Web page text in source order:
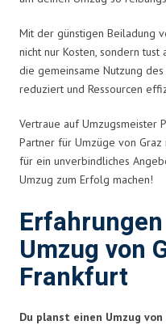
Mit der günstigen Beiladung
nicht nur Kosten, sondern
die gemeinsame Nutzung
reduziert und Ressourcen
Vertraue auf Umzugsmeister
Partner für Umzüge von Graz
für ein unverbindliches
Umzug zum Erfolg machen!
Umzug von
Frankfurt
Du planst einen Umzug